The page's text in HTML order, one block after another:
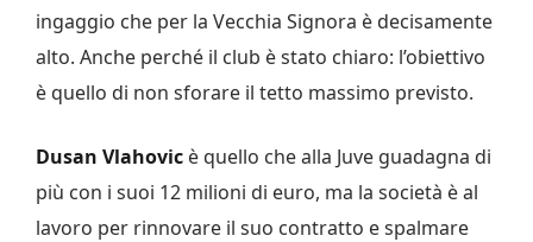
ingaggio che per la Vecchia Signora è decisamente
alto. Anche perché il club è stato chiaro: l’obiettivo
è quello di non sforare il tetto massimo previsto.
Dusan Vlahovic è quello che alla Juve guadagna di
più con i suoi 12 milioni di euro, ma la società è al
lavoro per rinnovare il suo contratto e spalmare